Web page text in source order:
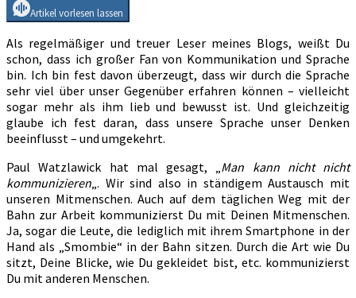
Artikel vorlesen lassen
Als regelmäßiger und treuer Leser meines Blogs, weißt Du
schon, dass ich großer Fan von Kommunikation und Sprache
bin. Ich bin fest davon überzeugt, dass wir durch die Sprache
sehr viel über unser Gegenüber erfahren können – vielleicht
sogar mehr als ihm lieb und bewusst ist. Und gleichzeitig
glaube ich fest daran, dass unsere Sprache unser Denken
beeinflusst – und umgekehrt.
Paul Watzlawick hat mal gesagt, „Man kann nicht nicht
kommunizieren„. Wir sind also in ständigem Austausch mit
unseren Mitmenschen. Auch auf dem täglichen Weg mit der
Bahn zur Arbeit kommunizierst Du mit Deinen Mitmenschen.
Ja, sogar die Leute, die lediglich mit ihrem Smartphone in der
Hand als „Smombie“ in der Bahn sitzen. Durch die Art wie Du
sitzt, Deine Blicke, wie Du gekleidet bist, etc. kommunizierst
Du mit anderen Menschen.